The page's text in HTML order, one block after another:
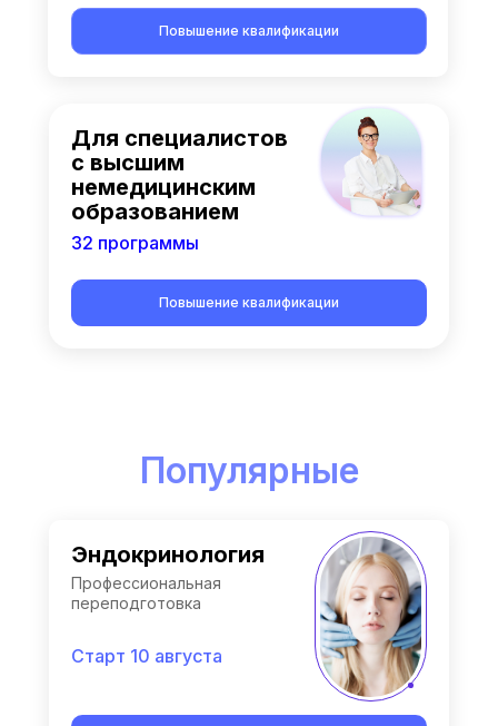
Повышение квалификации
Для специалистов
с высшим
немедицинским
образованием
Повышение квалификации
32 программы
Популярные
курсы
Эндокринология
Старт 10 августа
Профессиональная
переподготовка